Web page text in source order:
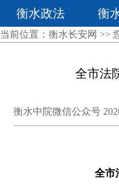
衡水政法 衡
当前位置： 衡水长安网 >>
全市法
衡水中院微信公众号
全市法